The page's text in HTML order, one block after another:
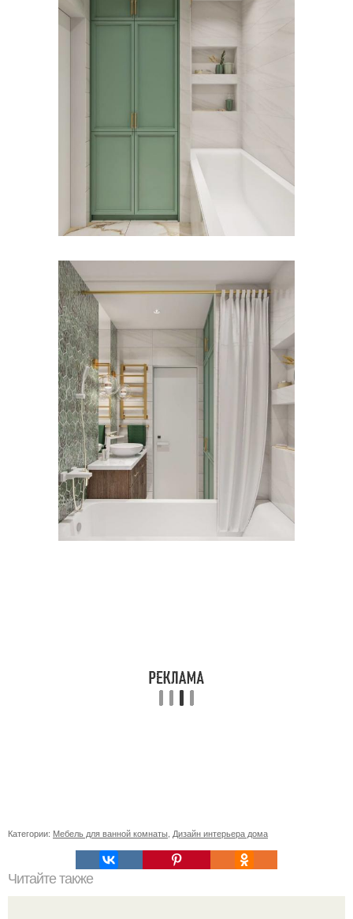
Категории: Мебель для ванной комнаты Дизайн интерьера дома
Читайте также